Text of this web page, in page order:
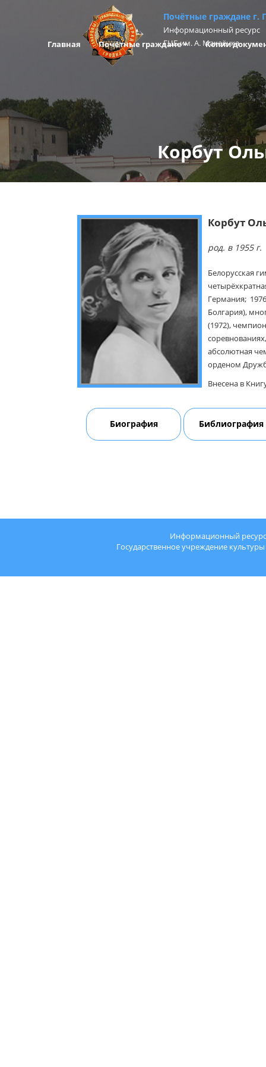
Почётные граждане г.
Информационный ресурс
ГЦБ им. А. Макаёнка
Главная Почётные граждане Копии
Корбут
Корбут
род. в 1955 г.
Белорусская
Германия;
Болгария),
(1972),
абсолютная
орденом
Внесена в
Биография Библиография
Информационный
Государственное учреждение